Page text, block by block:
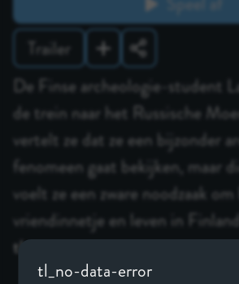
De Finse archeologie-student
de trein naar het Russische
vertelt ze dat ze een bijzonder
fenomeen gaat bekijken, maar
voelt ze een zware noodzaak om
vriendinnetje en leven in
tl_seemore
Trailer
tl_no-data-error